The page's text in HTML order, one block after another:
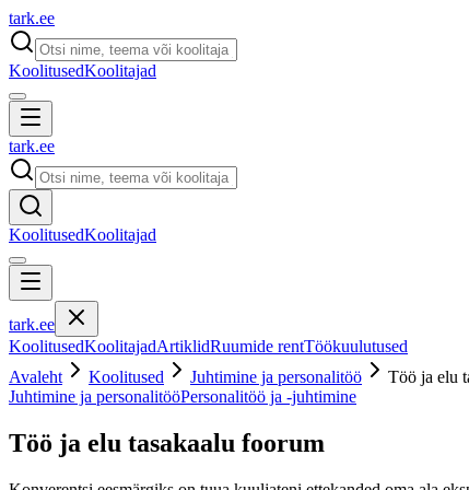
tark.ee
KoolitusedKoolitajad
tark.ee
KoolitusedKoolitajad
tark.ee
KoolitusedKoolitajadArtiklidRuumide rentTöökuulutused
Avaleht
Koolitused Juhtimine ja personalitöö
Töö ja elu
Juhtimine ja personalitööPersonalitöö ja -juhtimine
Töö ja elu tasakaalu foorum